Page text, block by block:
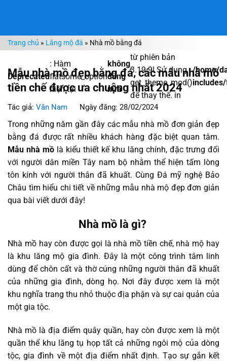
dung
Deprecated
: Hàm
flatsome_option
hiện tại
không
dùng
nữa
từ phiên bản
3.19.9! Sử dụng
get_theme_mod()
để thay thế. in
/home/
Trang chủ » Lăng mộ đá » Nhà mồ bằng đá
Mẫu nhà mồ đẹp bằng đá, các mẫu nhà mồ
tiền chế được ưa chuộng nhất 2024
Tác giả: Văn Nam Ngày đăng: 28/02/2024
Trong những năm gần đây các mẫu nhà mồ đơn giản đẹp
bằng đá được rất nhiều khách hàng đặc biệt quan tâm.
Mẫu nhà mồ là kiểu thiết kế khu lăng chính, đặc trưng đối
với người dân miền Tây nam bộ nhằm thể hiện tấm lòng
tôn kính với người thân đã khuất. Cùng Đá mỹ nghệ Bảo
Châu tìm hiểu chi tiết về những mẫu nhà mộ đẹp đơn giản
qua bài viết dưới đây!
Nhà mồ là gì?
Nhà mồ hay còn được gọi là nhà mồ tiền chế, nhà mộ hay
là khu lăng mộ gia đình. Đây là một công trình tâm linh
dùng để chôn cất và thờ cúng những người thân đã khuất
của những gia đình, dòng họ. Nơi đây được xem là một
khu nghĩa trang thu nhỏ thuộc địa phận và sự cai quản của
một gia tộc.
Nhà mồ là địa điểm quây quần, hay còn được xem là một
quần thể khu lăng tụ họp tất cả những ngôi mộ của dòng
tộc, gia đình về một địa điểm nhất định. Tạo sự gắn kết